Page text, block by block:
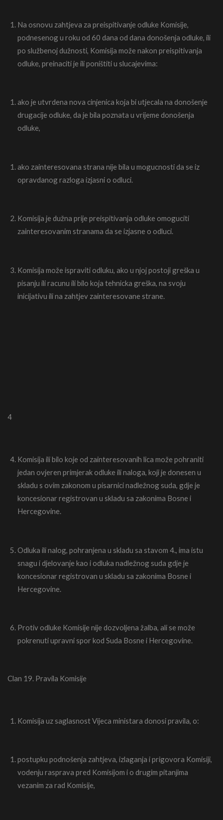
Na osnovu zahtjeva za preispitivanje odluke Komisije,
podnesenog u roku od 60 dana od dana donošenja odluke, ili
po službenoj dužnosti, Komisija može nakon preispitivanja
odluke, preinaciti je ili poništiti u slucajevima:
ako je utvrdena nova cinjenica koja bi utjecala na donošenje
drugacije odluke, da je bila poznata u vrijeme donošenja
odluke,
ako zainteresovana strana nije bila u mogucnosti da se iz
opravdanog razloga izjasni o odluci.
Komisija je dužna prije preispitivanja odluke omoguciti
zainteresovanim stranama da se izjasne o odluci.
Komisija može ispraviti odluku, ako u njoj postoji greška u
pisanju ili racunu ili bilo koja tehnicka greška, na svoju
inicijativu ili na zahtjev zainteresovane strane.
4
Komisija ili bilo koje od zainteresovanih lica može pohraniti
jedan ovjeren primjerak odluke ili naloga, koji je donesen u
skladu s ovim zakonom u pisarnici nadležnog suda, gdje je
koncesionar registrovan u skladu sa zakonima Bosne i
Hercegovine.
Odluka ili nalog, pohranjena u skladu sa stavom 4., ima istu
snagu i djelovanje kao i odluka nadležnog suda gdje je
koncesionar registrovan u skladu sa zakonima Bosne i
Hercegovine.
Protiv odluke Komisije nije dozvoljena žalba, ali se može
pokrenuti upravni spor kod Suda Bosne i Hercegovine.
Clan 19. Pravila Komisije
Komisija uz saglasnost Vijeca ministara donosi pravila, o:
postupku podnošenja zahtjeva, izlaganja i prigovora Komisiji,
vodenju rasprava pred Komisijom i o drugim pitanjima
vezanim za rad Komisije,